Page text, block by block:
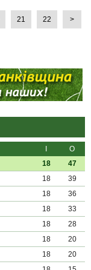
21 22 >
О
18
47
18
39
18
36
18
33
18
28
18
20
18
20